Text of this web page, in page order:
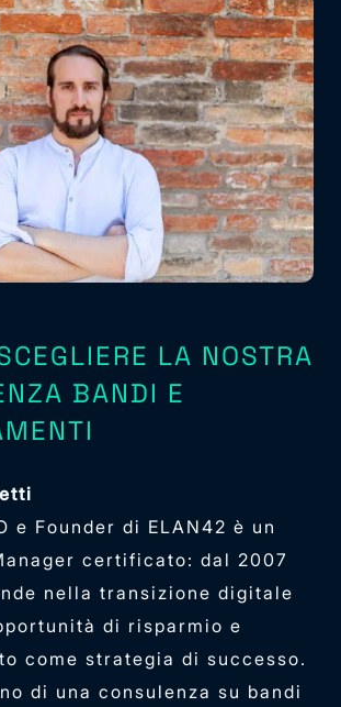
LA NOSTRA
BANDI E
e Founder di ELAN42 è un
certificato: dal 2007
nella transizione digitale
di risparmio e
come strategia di successo.
di una consulenza su bandi